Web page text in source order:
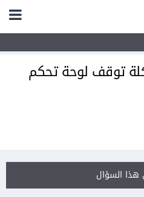
توقف لوحة تحكم
السؤال